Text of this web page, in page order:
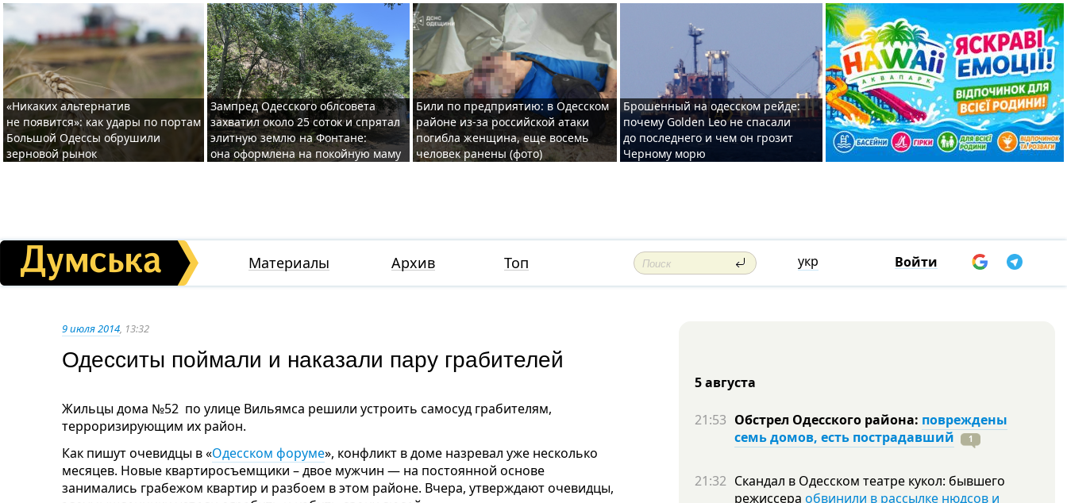
«Никаких альтернатив
не появится»: как удары по портам
Большой Одессы обрушили
зерновой рынок
Зампред Одесского облсовета
захватил около 25 соток и спрятал
элитную землю на Фонтане:
она оформлена на покойную маму
Били по предприятию: в Одесском
районе из-за российской атаки
погибла женщина, еще восемь
человек ранены (фото)
Брошенный на одесском рейде:
почему Golden Leo не спасали
до последнего и чем он грозит
Черному морю
Материалы Архив Топ укр Войти
9 июля 2014, 13:32
Одесситы поймали и наказали пару грабителей
Жильцы дома №52 по улице Вильямса решили устроить самосуд грабителям,
терроризирующим их район.
Как пишут очевидцы в «Одесском форуме», конфликт в доме назревал уже несколько
месяцев. Новые квартиросъемщики – двое мужчин — на постоянной основе
занимались грабежом квартир и разбоем в этом районе. Вчера, утверждают очевидцы,
5 августа
21:53 Обстрел Одесского района: повреждены
семь домов, есть пострадавший
1
21:32 Скандал в Одесском театре кукол: бывшего
режиссера обвинили в рассылке нюдсов и